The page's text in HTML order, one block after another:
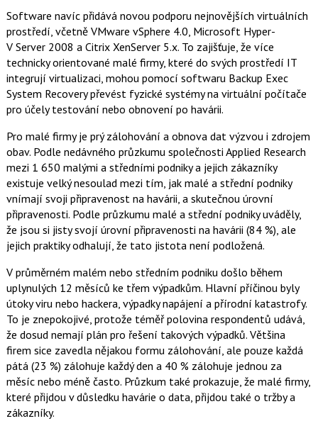
Software navíc přidává novou podporu nejnovějších virtuálních
prostředí, včetně VMware vSphere 4.0, Microsoft Hyper-
V Server 2008 a Citrix XenServer 5.x. To zajišťuje, že více
technicky orientované malé firmy, které do svých prostředí IT
integrují virtualizaci, mohou pomocí softwaru Backup Exec
System Recovery převést fyzické systémy na virtuální počítače
pro účely testování nebo obnovení po havárii.
Pro malé firmy je prý zálohování a obnova dat výzvou i zdrojem
obav. Podle nedávného průzkumu společnosti Applied Research
mezi 1 650 malými a středními podniky a jejich zákazníky
existuje velký nesoulad mezi tím, jak malé a střední podniky
vnímají svoji připravenost na havárii, a skutečnou úrovní
připravenosti. Podle průzkumu malé a střední podniky uváděly,
že jsou si jisty svojí úrovní připravenosti na havárii (84 %), ale
jejich praktiky odhalují, že tato jistota není podložená.
V průměrném malém nebo středním podniku došlo během
uplynulých 12 měsíců ke třem výpadkům. Hlavní příčinou byly
útoky viru nebo hackera, výpadky napájení a přírodní katastrofy.
To je znepokojivé, protože téměř polovina respondentů udává,
že dosud nemají plán pro řešení takových výpadků. Většina
firem sice zavedla nějakou formu zálohování, ale pouze každá
pátá (23 %) zálohuje každý den a 40 % zálohuje jednou za
měsíc nebo méně často. Průzkum také prokazuje, že malé firmy,
které přijdou v důsledku havárie o data, přijdou také o tržby a
zákazníky.